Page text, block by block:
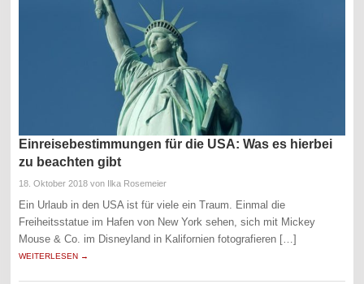
Einreisebestimmungen für die USA: Was es hierbei
zu beachten gibt
18. Oktober 2018 von Ilka Rosemeier
Ein Urlaub in den USA ist für viele ein Traum. Einmal die
Freiheitsstatue im Hafen von New York sehen, sich mit Mickey
Mouse & Co. im Disneyland in Kalifornien fotografieren […]
WEITERLESEN →